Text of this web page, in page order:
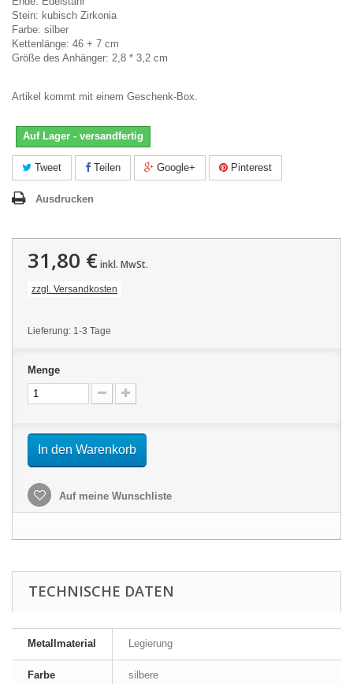
Stein: kubisch Zirkonia
Farbe: silber
Kettenlänge: 46 + 7 cm
Größe des Anhänger: 2,8 * 3,2 cm
Artikel kommt mit einem Geschenk-Box.
Auf Lager - versandfertig
Tweet Teilen Google+ Pinterest
Ausdrucken
31,80 €inkl. MwSt.
zzgl. Versandkosten
Lieferung: 1-3 Tage
Menge
In den Warenkorb
Auf meine Wunschliste
TECHNISCHE DATEN
Metallmaterial Legierung
Farbe silbere